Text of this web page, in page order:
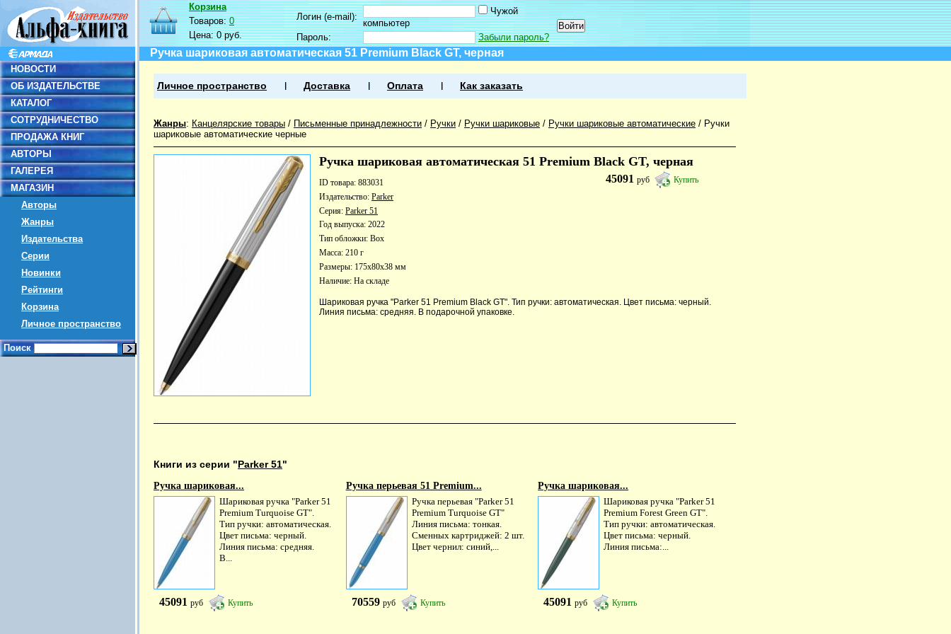
НОВОСТИ
ОБ ИЗДАТЕЛЬСТВЕ
КАТАЛОГ
СОТРУДНИЧЕСТВО
ПРОДАЖА КНИГ
АВТОРЫ
ГАЛЕРЕЯ
МАГАЗИН
Авторы
Жанры
Издательства
Серии
Новинки
Рейтинги
Корзина
Личное пространство
Поиск
Корзина
Товаров:0
Цена:0 руб.
Логин (e-mail):
Чужой
компьютер
Пароль:
Забыли пароль?
Ручка шариковая автоматическая 51 Premium Black GT, черная
Личное пространство Доставка Оплата Как заказать
Жанры: Канцелярские товары / Письменные принадлежности / Ручки / Ручки шариковые / Ручки шариковые автоматические / Ручки
шариковые автоматические черные
Ручка шариковая автоматическая 51 Premium Black GT, черная
45091руб Купить
ID товара: 883031
Издательство: Parker
Серия: Parker 51
Год выпуска: 2022
Тип обложки: Box
Масса: 210 г
Размеры: 175x80x38 мм
Наличие: На складе
Шариковая ручка "Parker 51 Premium Black GT". Тип ручки: автоматическая. Цвет письма: черный.
Линия письма: средняя. В подарочной упаковке.
Книги из серии "Parker 51"
Ручка шариковая...
Шариковая ручка "Parker 51
Premium Turquoise GT".
Тип ручки: автоматическая.
Цвет письма: черный.
Линия письма: средняя.
В...
45091 руб Купить
Ручка перьевая 51 Premium...
Ручка перьевая "Parker 51
Premium Turquoise GT"
Линия письма: тонкая.
Сменных картриджей: 2 шт.
Цвет чернил: синий,...
70559 руб Купить
Ручка шариковая...
Шариковая ручка "Parker 51
Premium Forest Green GT".
Тип ручки: автоматическая.
Цвет письма: черный.
Линия письма:...
45091руб Купить